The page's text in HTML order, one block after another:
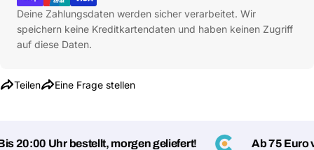
Deine Zahlungsdaten werden sicher verarbeitet. Wir
speichern keine Kreditkartendaten und haben keinen Zugriff
auf diese Daten.
Teilen Eine Frage stellen
Uhr bestellt, morgen geliefert! Ab 75 Euro